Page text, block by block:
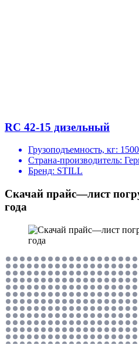
RC 42-15 дизельный
Грузоподъемность, кг: 1500
Страна-производитель:
Бренд: STILL
Скачай прайс—лист
года